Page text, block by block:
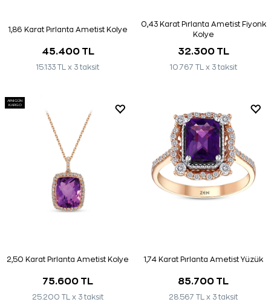
1,86 Karat Pırlanta Ametist Kolye
45.400 TL
15.133 TL x 3 taksit
0,43 Karat Pırlanta Ametist Fiyonk
Kolye
32.300 TL
10.767 TL x 3 taksit
AYNI GÜN
KARGO
2,50 Karat Pırlanta Ametist Kolye
75.600 TL
25.200 TL x 3 taksit
1,74 Karat Pırlanta Ametist Yüzük
85.700 TL
28.567 TL x 3 taksit